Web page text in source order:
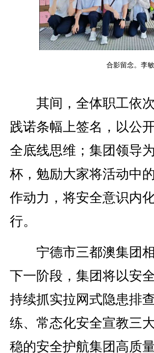
合影留念。李
其间，全体职工依次
践诺条幅上签名，以公
全底线思维；集团领导
杯，勉励大家将活动中
作动力，将安全意识内
行。
宁德市三都澳集团相
下一阶段，集团将以安
持续抓实拉网式隐患排
练、常态化安全宣教三
稳的安全护航集团高质